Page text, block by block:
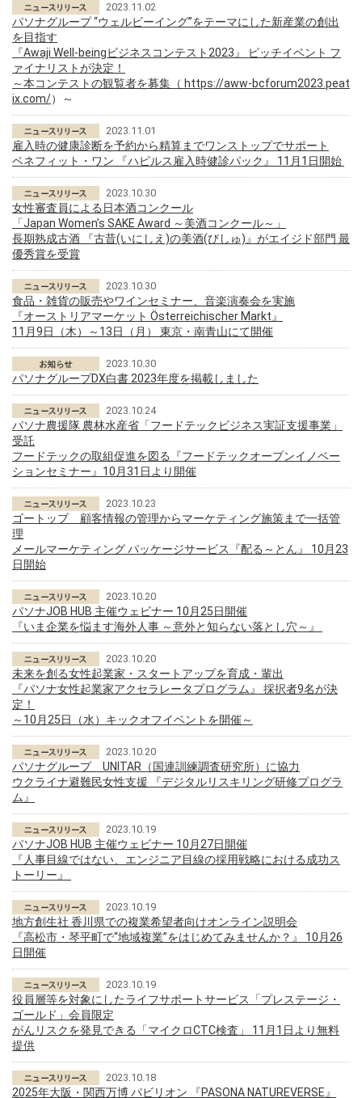
2023.11.02
パソナグループ “ウェルビーイング”をテーマにした新産業の創出
を目指す
『Awaji Well-beingビジネスコンテスト2023』 ピッチイベント フ
ァイナリストが決定！
～本コンテストの観覧者を募集（ https://aww-bcforum2023.peat
ix.com/）～
2023.11.01
雇入時の健康診断を予約から精算までワンストップでサポート
ベネフィット・ワン 『ハピルス雇入時健診パック』 11月1日開始
2023.10.30
女性審査員による日本酒コンクール
「Japan Women’s SAKE Award ～美酒コンクール～」
長期熟成古酒 『古昔(いにしえ)の美酒(びしゅ)』がエイジド部門 最
優秀賞を受賞
2023.10.30
食品・雑貨の販売やワインセミナー、音楽演奏会を実施
『オーストリアマーケット Österreichischer Markt』
11月9日（木）～13日（月） 東京・南青山にて開催
2023.10.30
パソナグループDX白書 2023年度を掲載しました
2023.10.24
パソナ農援隊 農林水産省「フードテックビジネス実証支援事業」
受託
フードテックの取組促進を図る『フードテックオープンイノベー
ションセミナー』10月31日より開催
2023.10.23
ゴートップ 顧客情報の管理からマーケティング施策まで一括管
理
メールマーケティング パッケージサービス『配る～とん』 10月23
日開始
2023.10.20
パソナJOB HUB 主催ウェビナー 10月25日開催
『いま企業を悩ます海外人事 ～意外と知らない落とし穴～』
2023.10.20
未来を創る女性起業家・スタートアップを育成・輩出
『パソナ女性起業家アクセラレータプログラム』 採択者9名が決
定！
～10月25日（水）キックオフイベントを開催～
2023.10.20
パソナグループ UNITAR（国連訓練調査研究所）に協力
ウクライナ避難民女性支援 『デジタルリスキリング研修プログラ
ム』
2023.10.19
パソナJOB HUB 主催ウェビナー 10月27日開催
『人事目線ではない、エンジニア目線の採用戦略における成功ス
トーリー』
2023.10.19
地方創生社 香川県での複業希望者向けオンライン説明会
『高松市・琴平町で“地域複業”をはじめてみませんか？』 10月26
日開催
2023.10.19
役員層等を対象にしたライフサポートサービス「プレステージ・
ゴールド」会員限定
がんリスクを発見できる「マイクロCTC検査」 11月1日より無料
提供
2023.10.18
2025年大阪・関西万博 パビリオン 『PASONA NATUREVERSE』